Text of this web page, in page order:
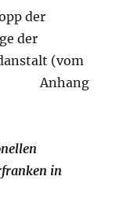
der
der
(vom
in